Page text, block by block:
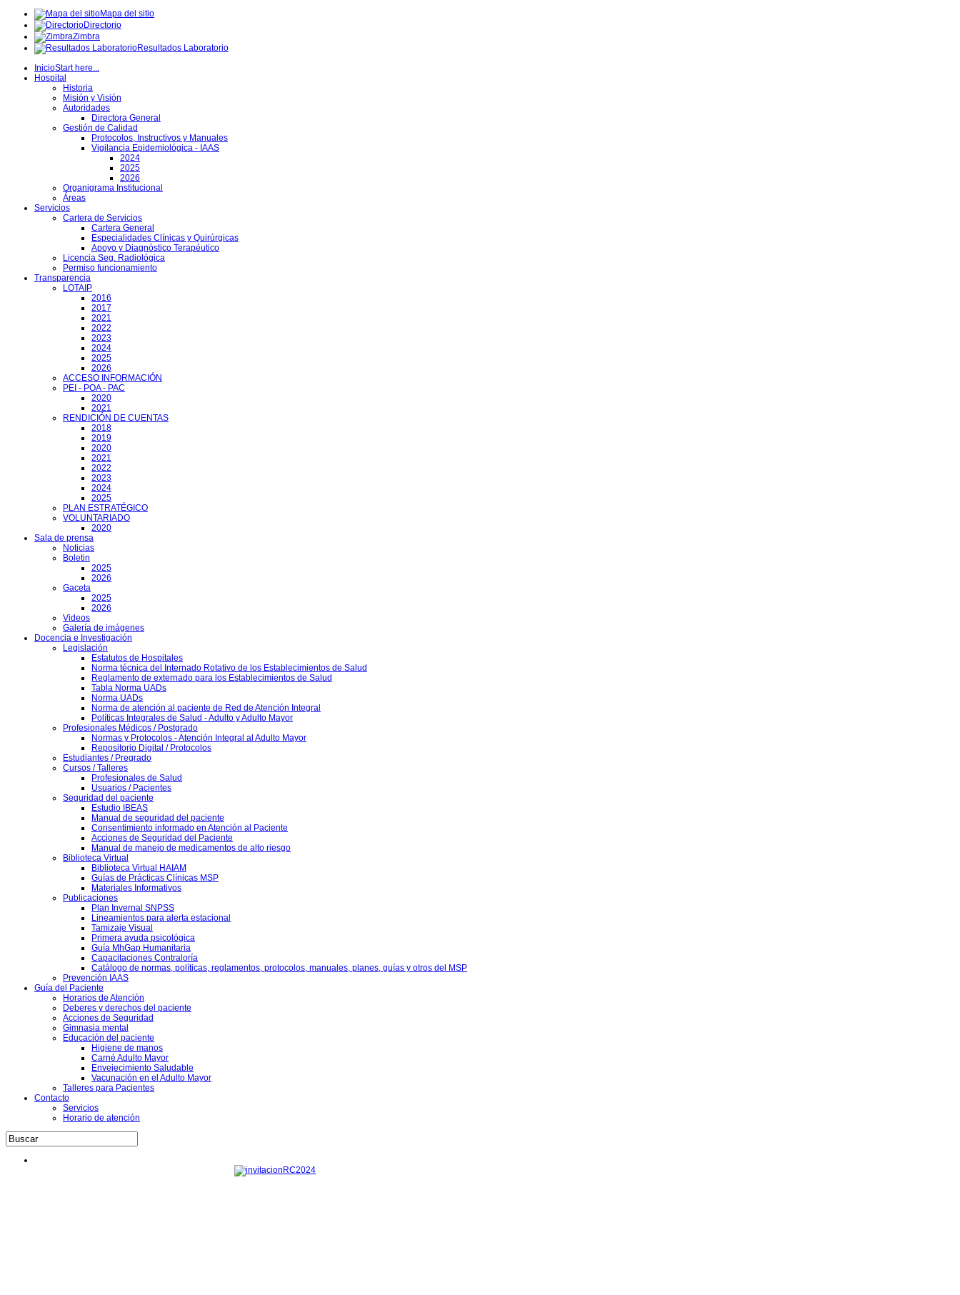
Mapa del sitio
Directorio
Zimbra
Resultados Laboratorio
InicioStart here...
Hospital
Historia
Misión y Visión
Autoridades
Directora General
Gestión de Calidad
Protocolos, Instructivos y Manuales
Vigilancia Epidemiológica - IAAS
2024
2025
2026
Organigrama Institucional
Áreas
Servicios
Cartera de Servicios
Cartera General
Especialidades Clínicas y Quirúrgicas
Apoyo y Diagnóstico Terapéutico
Licencia Seg. Radiológica
Permiso funcionamiento
Transparencia
LOTAIP
2016
2017
2021
2022
2023
2024
2025
2026
ACCESO INFORMACIÓN
PEI - POA - PAC
2020
2021
RENDICIÓN DE CUENTAS
2018
2019
2020
2021
2022
2023
2024
2025
PLAN ESTRATÉGICO
VOLUNTARIADO
2020
Sala de prensa
Noticias
Boletin
2025
2026
Gaceta
2025
2026
Videos
Galería de imágenes
Docencia e Investigación
Legislación
Estatutos de Hospitales
Norma técnica del Internado Rotativo de los Establecimientos de Salud
Reglamento de externado para los Establecimientos de Salud
Tabla Norma UADs
Norma UADs
Norma de atención al paciente de Red de Atención Integral
Políticas Integrales de Salud - Adulto y Adulto Mayor
Profesionales Médicos / Postgrado
Normas y Protocolos - Atención Integral al Adulto Mayor
Repositorio Digital / Protocolos
Estudiantes / Pregrado
Cursos / Talleres
Profesionales de Salud
Usuarios / Pacientes
Seguridad del paciente
Estudio IBEAS
Manual de seguridad del paciente
Consentimiento informado en Atención al Paciente
Acciones de Seguridad del Paciente
Manual de manejo de medicamentos de alto riesgo
Biblioteca Virtual
Biblioteca Virtual HAIAM
Guías de Prácticas Clínicas MSP
Materiales Informativos
Publicaciones
Plan Invernal SNPSS
Lineamientos para alerta estacional
Tamizaje Visual
Primera ayuda psicológica
Guía MhGap Humanitaria
Capacitaciones Contraloría
Catálogo de normas, políticas, reglamentos, protocolos, manuales, planes, guías y otros del MSP
Prevención IAAS
Guía del Paciente
Horarios de Atención
Deberes y derechos del paciente
Acciones de Seguridad
Gimnasia mental
Educación del paciente
Higiene de manos
Carné Adulto Mayor
Envejecimiento Saludable
Vacunación en el Adulto Mayor
Talleres para Pacientes
Contacto
Servicios
Horario de atención